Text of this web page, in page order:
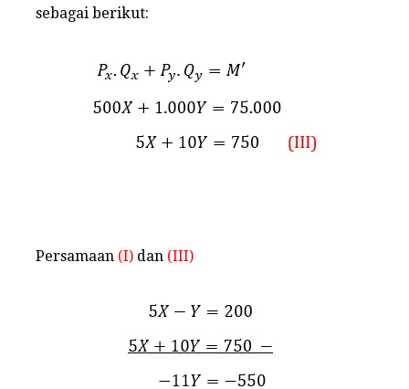
sebagai berikut:
Persamaan (I) dan (III)